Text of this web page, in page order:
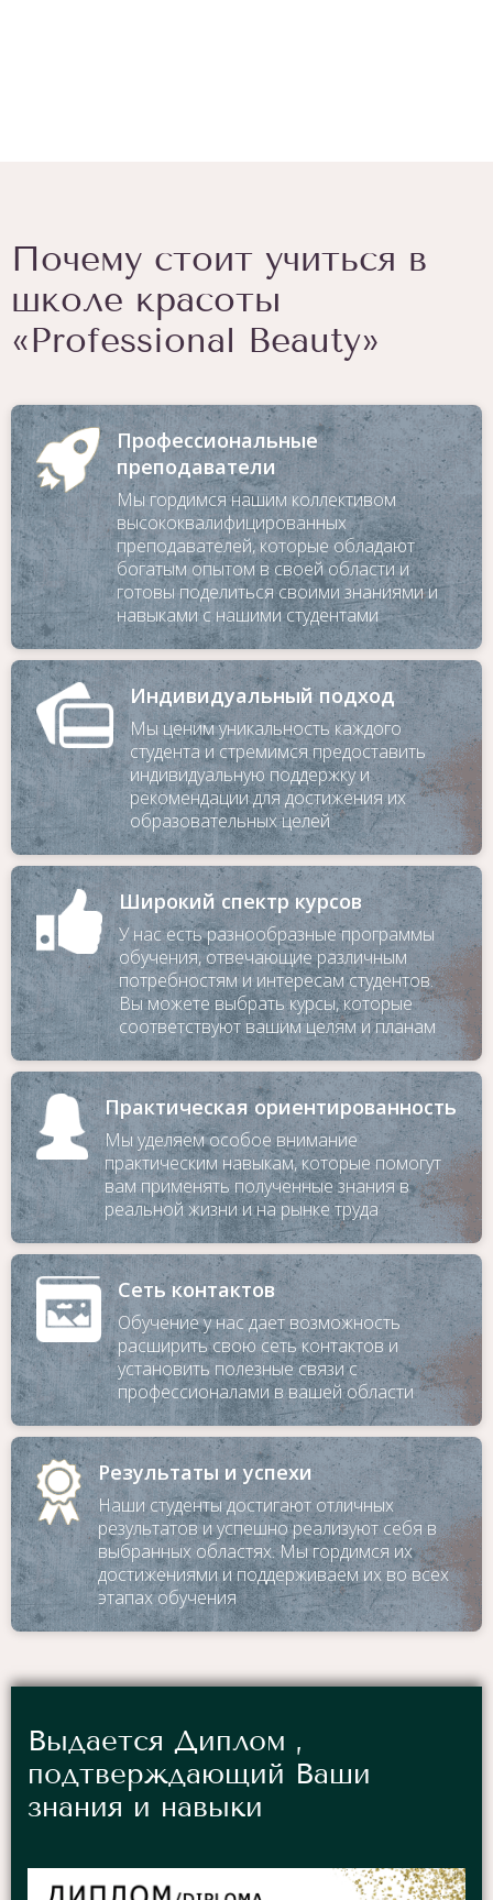
Для заказа обратного звонка
оставьте телефон
Почему стоит учиться в
школе красоты
«Professional Beauty»
Профессиональные
преподаватели
Мы гордимся нашим коллективом
высококвалифицированных
преподавателей, которые обладают
богатым опытом в своей области и
готовы поделиться своими знаниями и
навыками с нашими студентами
Индивидуальный подход
Мы ценим уникальность каждого
студента и стремимся предоставить
индивидуальную поддержку и
рекомендации для достижения их
образовательных целей
Широкий спектр курсов
У нас есть разнообразные программы
обучения, отвечающие различным
потребностям и интересам студентов.
Вы можете выбрать курсы, которые
соответствуют вашим целям и планам
Практическая ориентированность
Мы уделяем особое внимание
практическим навыкам, которые помогут
вам применять полученные знания в
реальной жизни и на рынке труда
Сеть контактов
Обучение у нас дает возможность
расширить свою сеть контактов и
установить полезные связи с
профессионалами в вашей области
Результаты и успехи
Наши студенты достигают отличных
результатов и успешно реализуют себя в
выбранных областях. Мы гордимся их
достижениями и поддерживаем их во всех
этапах обучения
Выдается Диплом ,
подтверждающий Ваши
знания и навыки